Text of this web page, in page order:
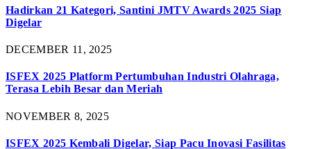
Hadirkan 21 Kategori, Santini JMTV Awards 2025 Siap
Digelar
DECEMBER 11, 2025
ISFEX 2025 Platform Pertumbuhan Industri Olahraga,
Terasa Lebih Besar dan Meriah
NOVEMBER 8, 2025
ISFEX 2025 Kembali Digelar, Siap Pacu Inovasi Fasilitas